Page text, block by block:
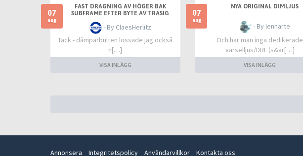
07
aug
FAST DRAGNING AV HÖGER BAK
SUBFRAME EFTER BYTE AV TRASIG
SLANGKOPPLING MELLAN TANKLOCK
OCH TANK
- By ClaesHerlitz
Tack - dämparbulten lossade jag också
n[…]
VISA INLÄGG
07
aug
NYA ORIGINAL DIMLJUS
- By lennarte
Och har man inga dedikerade
varselljus/DRL (s&ar[…]
VISA INLÄGG
Annonsera Integritetspolicy Användarvillkor Kontakta oss